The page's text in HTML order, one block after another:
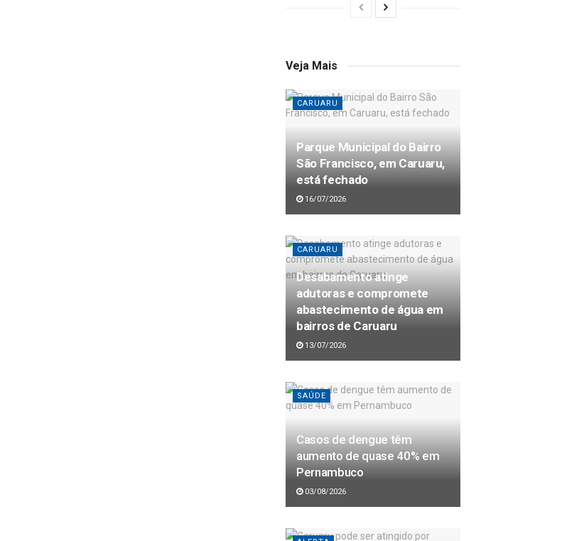
Veja Mais
CARUARU
Parque Municipal do Bairro
São Francisco, em Caruaru,
está fechado
16/07/2026
CARUARU
Desabamento atinge
adutoras e compromete
abastecimento de água em
bairros de Caruaru
13/07/2026
SAÚDE
Casos de dengue têm
aumento de quase 40% em
Pernambuco
03/08/2026